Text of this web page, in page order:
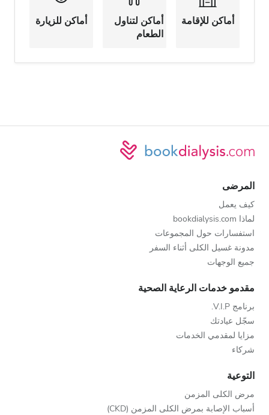
أماكن للإقامة
أماكن لتناول
الطعام
أماكن للزيارة
المرضى
كيف يعمل
لماذا bookdialysis.com
استفسارات حول المجموعات
مدونة غسيل الكلى أثناء السفر
جميع الوجهات
مقدمو خدمات الرعاية الصحية
برنامج V.I.P.
سجّل عيادتك
مزايا لمقدمي الخدمات
شركاء
التوعية
مرض الكلى المزمن
أسباب الإصابة بمرض الكلى المزمن (CKD)